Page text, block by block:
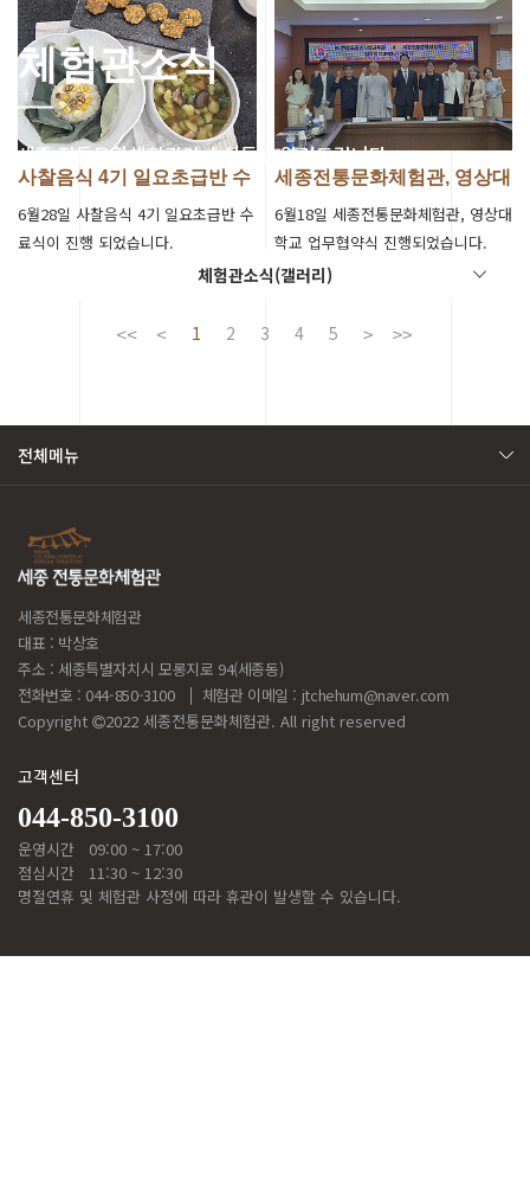
체험관소식
세종 전통문화체험관의 소식들을 알려드립니다.
체험관소식(갤러리)
사찰음식 4기 일요초급반 수
6월28일 사찰음식 4기 일요초급반 수
료식이 진행 되었습니다.
세종전통문화체험관, 영상대
6월18일 세종전통문화체험관, 영상대
학교 업무협약식 진행되었습니다.
1 2 3 4 5
전체메뉴
세종전통문화체험관
대표 : 박상호
주소 : 세종특별자치시 모롱지로 94(세종동)
전화번호 : 044-850-3100
체험관 이메일 : jtchehum@naver.com
Copyright
2022 세종전통문화체험관. All right reserved
고객센터
044-850-3100
운영시간
09:00 ~ 17:00
점심시간
11:30 ~ 12:30
명절연휴 및 체험관 사정에 따라 휴관이 발생할 수 있습니다.